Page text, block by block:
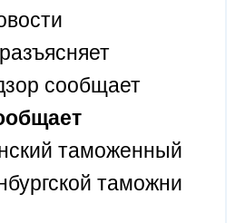
сообщает
таможенный
таможни